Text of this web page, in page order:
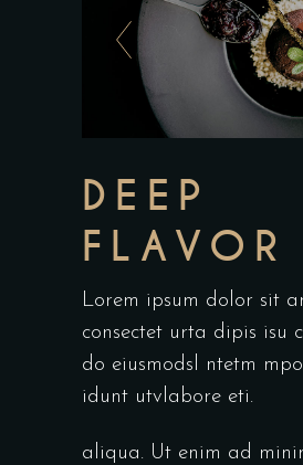
DEEP
FLAVOR
Lorem ipsum dolor sit
consectet urta dipis isu
do eiusmodsl ntetm
idunt utvlabore eti.
aliqua. Ut enim ad